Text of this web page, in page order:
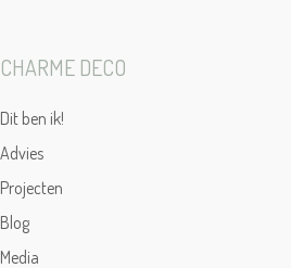
CHARME DECO
Dit ben ik!
Advies
Projecten
Blog
Media